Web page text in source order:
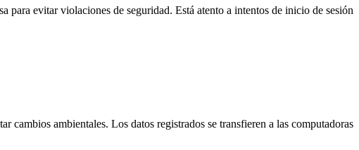
para evitar violaciones de seguridad. Está atento a intentos de inicio de sesión
cambios ambientales. Los datos registrados se transfieren a las computadoras